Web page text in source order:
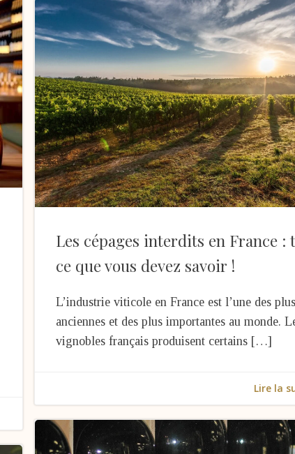
Les cépages interdits en France :
ce que vous devez savoir !
L’industrie viticole en France est l’une des
anciennes et des plus importantes au monde.
vignobles français produisent certains […]
Lire la